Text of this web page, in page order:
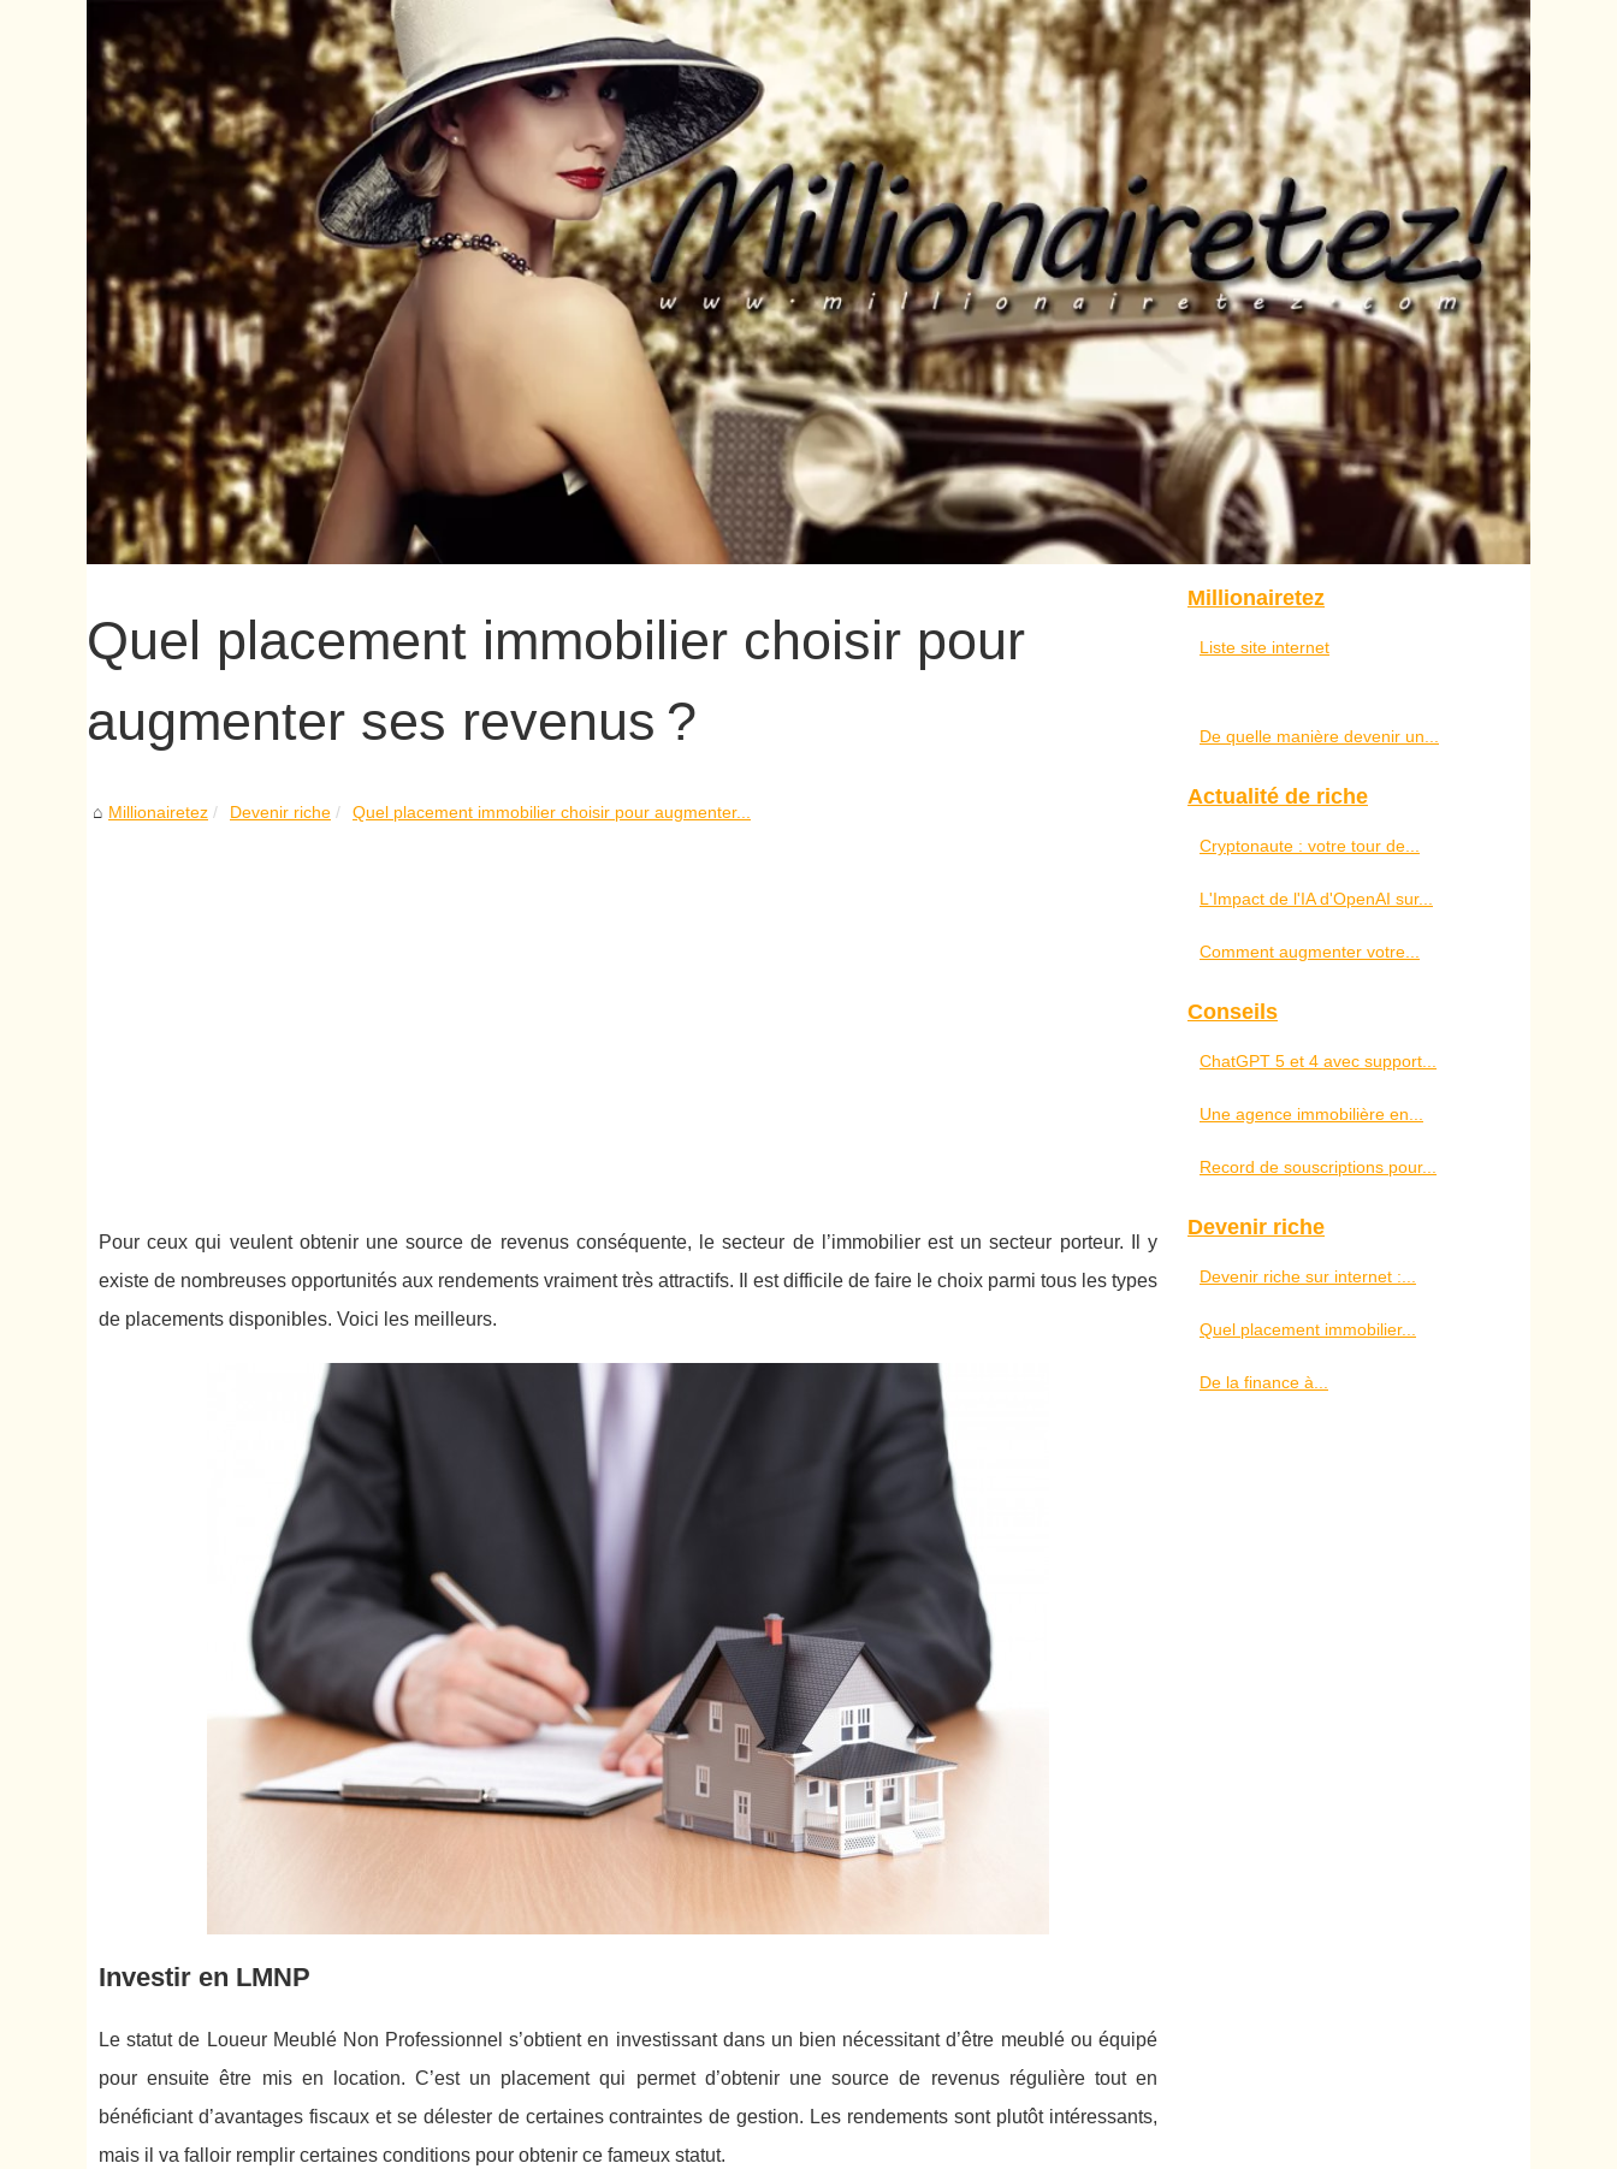
Quel placement immobilier choisir pour
augmenter ses revenus ?
Millionairetez Devenir riche Quel placement immobilier choisir pour augmenter...
Pour ceux qui veulent obtenir une source de revenus conséquente, le secteur de l’immobilier est un secteur porteur. Il y
existe de nombreuses opportunités aux rendements vraiment très attractifs. Il est difficile de faire le choix parmi tous les types
de placements disponibles. Voici les meilleurs.
Investir en LMNP
Le statut de Loueur Meublé Non Professionnel s’obtient en investissant dans un bien nécessitant d’être meublé ou équipé
pour ensuite être mis en location. C’est un placement qui permet d’obtenir une source de revenus régulière tout en
bénéficiant d’avantages fiscaux et se délester de certaines contraintes de gestion. Les rendements sont plutôt intéressants,
mais il va falloir remplir certaines conditions pour obtenir ce fameux statut.
Millionairetez
Liste site internet
De quelle manière devenir un...
Actualité de riche
Cryptonaute : votre tour de...
L'Impact de l'IA d'OpenAI sur...
Comment augmenter votre...
Conseils
ChatGPT 5 et 4 avec support...
Une agence immobilière en...
Record de souscriptions pour...
Devenir riche
Devenir riche sur internet :...
Quel placement immobilier...
De la finance à...